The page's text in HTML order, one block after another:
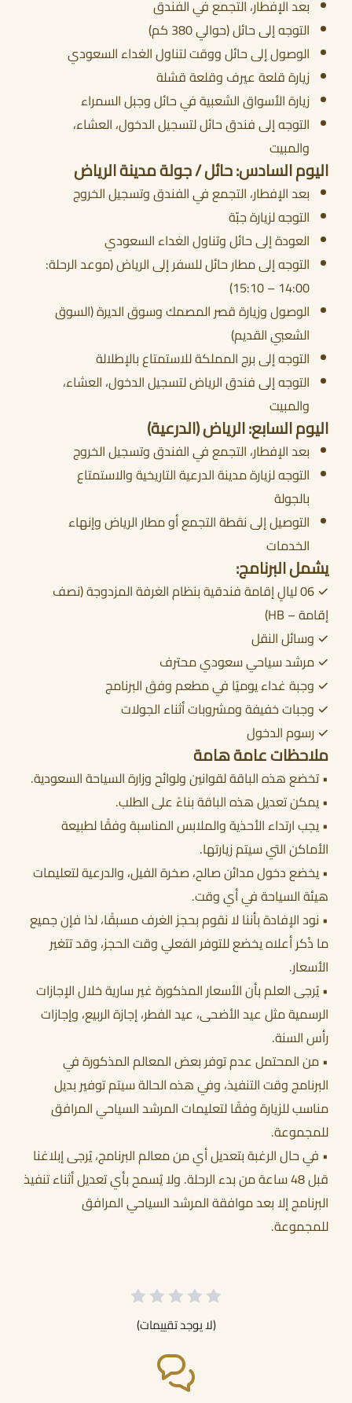
بعد الإفطار، التجمع في الفندق
التوجه إلى حائل (حوالي 380 كم)
الوصول إلى حائل ووقت لتناول الغداء السعودي
زيارة قلعة عيرف وقلعة قشلة
زيارة الأسواق الشعبية في حائل وجبل السمراء
التوجه إلى فندق حائل لتسجيل الدخول، العشاء،
والمبيت
اليوم السادس: حائل / جولة مدينة الرياض
بعد الإفطار، التجمع في الفندق وتسجيل الخروج
التوجه لزيارة جبّة
العودة إلى حائل وتناول الغداء السعودي
التوجه إلى مطار حائل للسفر إلى الرياض (موعد الرحلة:
14:00 – 15:10)
الوصول وزيارة قصر المصمك وسوق الديرة (السوق
الشعبي القديم)
التوجه إلى برج المملكة للاستمتاع بالإطلالة
التوجه إلى فندق الرياض لتسجيل الدخول، العشاء،
والمبيت
اليوم السابع: الرياض (الدرعية)
بعد الإفطار، التجمع في الفندق وتسجيل الخروج
التوجه لزيارة مدينة الدرعية التاريخية والاستمتاع
بالجولة
التوصيل إلى نقطة التجمع أو مطار الرياض وإنهاء
الخدمات
يشمل البرنامج:
✓ 06 ليالٍ إقامة فندقية بنظام الغرفة المزدوجة (نصف
إقامة – HB)
✓ وسائل النقل
✓ مرشد سياحي سعودي محترف
✓ وجبة غداء يوميًا في مطعم وفق البرنامج
✓ وجبات خفيفة ومشروبات أثناء الجولات
✓ رسوم الدخول
ملاحظات عامة هامة
• تخضع هذه الباقة لقوانين ولوائح وزارة السياحة السعودية.
• يمكن تعديل هذه الباقة بناءً على الطلب.
• يجب ارتداء الأحذية والملابس المناسبة وفقًا لطبيعة
الأماكن التي سيتم زيارتها.
• يخضع دخول مدائن صالح، صخرة الفيل، والدرعية لتعليمات
هيئة السياحة في أي وقت.
• نود الإفادة بأننا لا نقوم بحجز الغرف مسبقًا، لذا فإن جميع
ما ذُكر أعلاه يخضع للتوفر الفعلي وقت الحجز، وقد تتغير
الأسعار.
• يُرجى العلم بأن الأسعار المذكورة غير سارية خلال الإجازات
الرسمية مثل عيد الأضحى، عيد الفطر، إجازة الربيع، وإجازات
رأس السنة.
• من المحتمل عدم توفر بعض المعالم المذكورة في
البرنامج وقت التنفيذ، وفي هذه الحالة سيتم توفير بديل
مناسب للزيارة وفقًا لتعليمات المرشد السياحي المرافق
للمجموعة.
• في حال الرغبة بتعديل أي من معالم البرنامج، يُرجى إبلاغنا
قبل 48 ساعة من بدء الرحلة. ولا يُسمح بأي تعديل أثناء تنفيذ
البرنامج إلا بعد موافقة المرشد السياحي المرافق
للمجموعة.
(لا يوجد تقييمات)